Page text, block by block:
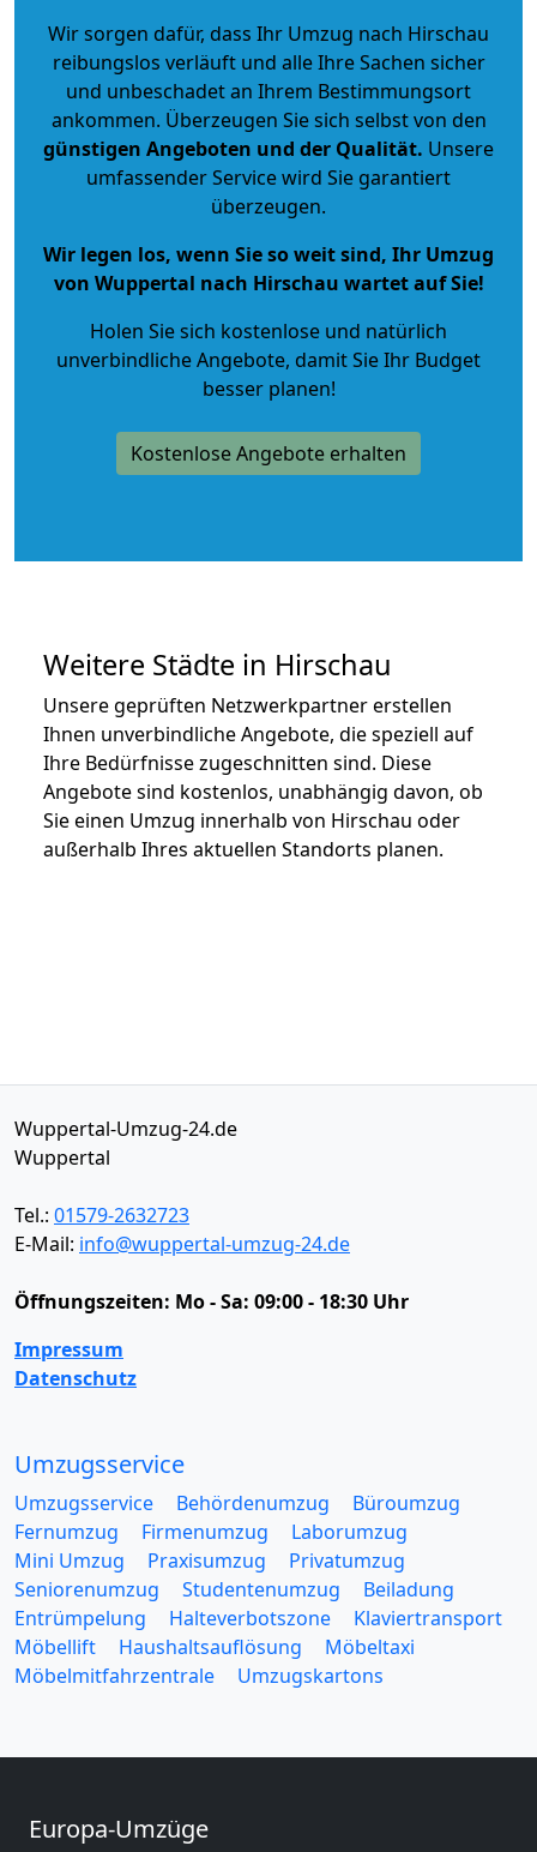
Wir sorgen dafür, dass Ihr Umzug nach Hirschau
reibungslos verläuft und alle Ihre Sachen sicher
und unbeschadet an Ihrem Bestimmungsort
ankommen. Überzeugen Sie sich selbst von den
günstigen Angeboten und der Qualität. Unsere
umfassender Service wird Sie garantiert
überzeugen.
Wir legen los, wenn Sie so weit sind, Ihr Umzug
von Wuppertal nach Hirschau wartet auf Sie!
Holen Sie sich kostenlose und natürlich
unverbindliche Angebote, damit Sie Ihr Budget
besser planen!
Kostenlose Angebote erhalten
Weitere Städte in Hirschau
Unsere geprüften Netzwerkpartner erstellen
Ihnen unverbindliche Angebote, die speziell auf
Ihre Bedürfnisse zugeschnitten sind. Diese
Angebote sind kostenlos, unabhängig davon, ob
Sie einen Umzug innerhalb von Hirschau oder
außerhalb Ihres aktuellen Standorts planen.
Wuppertal-Umzug-24.de
Wuppertal
Tel.: 01579-2632723
E-Mail: info@wuppertal-umzug-24.de
Öffnungszeiten: Mo - Sa: 09:00 - 18:30 Uhr
Impressum
Datenschutz
Umzugsservice
Umzugsservice Behördenumzug
Büroumzug
Fernumzug
Firmenumzug
Laborumzug
Mini Umzug
Praxisumzug
Privatumzug
Seniorenumzug
Studentenumzug
Beiladung
Entrümpelung
Halteverbotszone
Klaviertransport
Möbellift
Haushaltsauflösung
Möbeltaxi
Möbelmitfahrzentrale
Umzugskartons
Europa-Umzüge